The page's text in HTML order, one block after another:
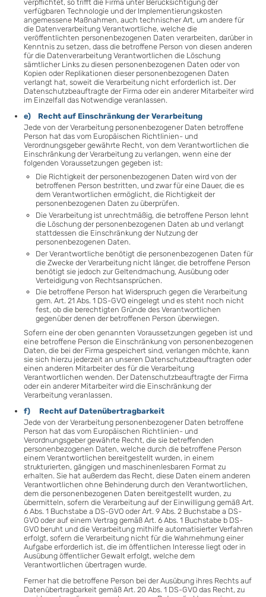
verpflichtet, so trifft die Firma unter Berücksichtigung der
verfügbaren Technologie und der Implementierungskosten
angemessene Maßnahmen, auch technischer Art, um andere für
die Datenverarbeitung Verantwortliche, welche die
veröffentlichten personenbezogenen Daten verarbeiten, darüber in
Kenntnis zu setzen, dass die betroffene Person von diesen anderen
für die Datenverarbeitung Verantwortlichen die Löschung
sämtlicher Links zu diesen personenbezogenen Daten oder von
Kopien oder Replikationen dieser personenbezogenen Daten
verlangt hat, soweit die Verarbeitung nicht erforderlich ist. Der
Datenschutzbeauftragte der Firma oder ein anderer Mitarbeiter wird
im Einzelfall das Notwendige veranlassen.
e) Recht auf Einschränkung der Verarbeitung
Jede von der Verarbeitung personenbezogener Daten betroffene
Person hat das vom Europäischen Richtlinien- und
Verordnungsgeber gewährte Recht, von dem Verantwortlichen die
Einschränkung der Verarbeitung zu verlangen, wenn eine der
folgenden Voraussetzungen gegeben ist:
Die Richtigkeit der personenbezogenen Daten wird von der
betroffenen Person bestritten, und zwar für eine Dauer, die es
dem Verantwortlichen ermöglicht, die Richtigkeit der
personenbezogenen Daten zu überprüfen.
Die Verarbeitung ist unrechtmäßig, die betroffene Person lehnt
die Löschung der personenbezogenen Daten ab und verlangt
stattdessen die Einschränkung der Nutzung der
personenbezogenen Daten.
Der Verantwortliche benötigt die personenbezogenen Daten für
die Zwecke der Verarbeitung nicht länger, die betroffene Person
benötigt sie jedoch zur Geltendmachung, Ausübung oder
Verteidigung von Rechtsansprüchen.
Die betroffene Person hat Widerspruch gegen die Verarbeitung
gem. Art. 21 Abs. 1 DS-GVO eingelegt und es steht noch nicht
fest, ob die berechtigten Gründe des Verantwortlichen
gegenüber denen der betroffenen Person überwiegen.
Sofern eine der oben genannten Voraussetzungen gegeben ist und
eine betroffene Person die Einschränkung von personenbezogenen
Daten, die bei der Firma gespeichert sind, verlangen möchte, kann
sie sich hierzu jederzeit an unseren Datenschutzbeauftragten oder
einen anderen Mitarbeiter des für die Verarbeitung
Verantwortlichen wenden. Der Datenschutzbeauftragte der Firma
oder ein anderer Mitarbeiter wird die Einschränkung der
Verarbeitung veranlassen.
f) Recht auf Datenübertragbarkeit
Jede von der Verarbeitung personenbezogener Daten betroffene
Person hat das vom Europäischen Richtlinien- und
Verordnungsgeber gewährte Recht, die sie betreffenden
personenbezogenen Daten, welche durch die betroffene Person
einem Verantwortlichen bereitgestellt wurden, in einem
strukturierten, gängigen und maschinenlesbaren Format zu
erhalten. Sie hat außerdem das Recht, diese Daten einem anderen
Verantwortlichen ohne Behinderung durch den Verantwortlichen,
dem die personenbezogenen Daten bereitgestellt wurden, zu
übermitteln, sofern die Verarbeitung auf der Einwilligung gemäß Art.
6 Abs. 1 Buchstabe a DS-GVO oder Art. 9 Abs. 2 Buchstabe a DS-
GVO oder auf einem Vertrag gemäß Art. 6 Abs. 1 Buchstabe b DS-
GVO beruht und die Verarbeitung mithilfe automatisierter Verfahren
erfolgt, sofern die Verarbeitung nicht für die Wahrnehmung einer
Aufgabe erforderlich ist, die im öffentlichen Interesse liegt oder in
Ausübung öffentlicher Gewalt erfolgt, welche dem
Verantwortlichen übertragen wurde.
Ferner hat die betroffene Person bei der Ausübung ihres Rechts auf
Datenübertragbarkeit gemäß Art. 20 Abs. 1 DS-GVO das Recht, zu